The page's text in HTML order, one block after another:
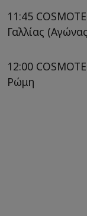
11:45
Γαλλίας
12:00
Ρώμη